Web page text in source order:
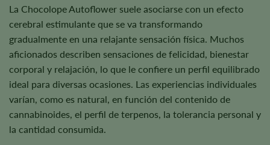
La Chocolope Autoflower suele asociarse con un efecto
cerebral estimulante que se va transformando
gradualmente en una relajante sensación física. Muchos
aficionados describen sensaciones de felicidad, bienestar
corporal y relajación, lo que le confiere un perfil equilibrado
ideal para diversas ocasiones. Las experiencias individuales
varían, como es natural, en función del contenido de
cannabinoides, el perfil de terpenos, la tolerancia personal y
la cantidad consumida.